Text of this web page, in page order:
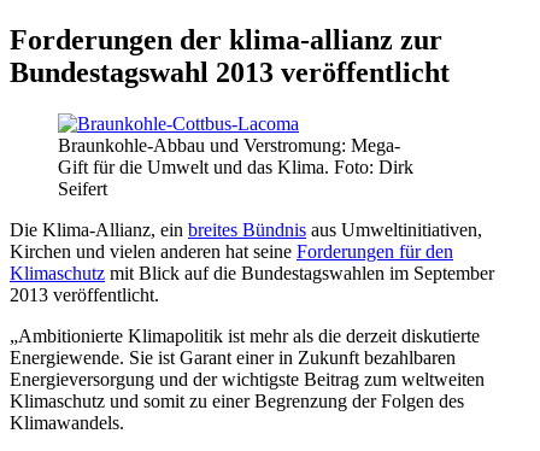
Forderungen der klima-allianz zur
Bundestagswahl 2013 veröffentlicht
Braunkohle-Abbau und Verstromung: Mega-
Gift für die Umwelt und das Klima. Foto: Dirk
Seifert
Die Klima-Allianz, ein breites Bündnis aus Umweltinitiativen,
Kirchen und vielen anderen hat seine Forderungen für den
Klimaschutz mit Blick auf die Bundestagswahlen im September
2013 veröffentlicht.
„Ambitionierte Klimapolitik ist mehr als die derzeit diskutierte
Energiewende. Sie ist Garant einer in Zukunft bezahlbaren
Energieversorgung und der wichtigste Beitrag zum weltweiten
Klimaschutz und somit zu einer Begrenzung der Folgen des
Klimawandels.